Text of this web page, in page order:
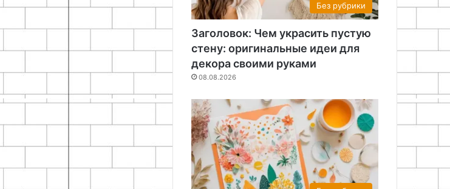
Без рубрики
Заголовок: Чем украсить пустую
стену: оригинальные идеи для
декора своими руками
08.08.2026